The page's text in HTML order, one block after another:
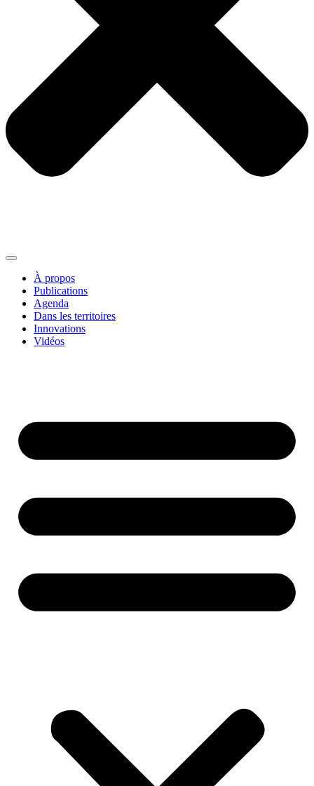
À propos
Publications
Agenda
Dans les territoires
Innovations
Vidéos